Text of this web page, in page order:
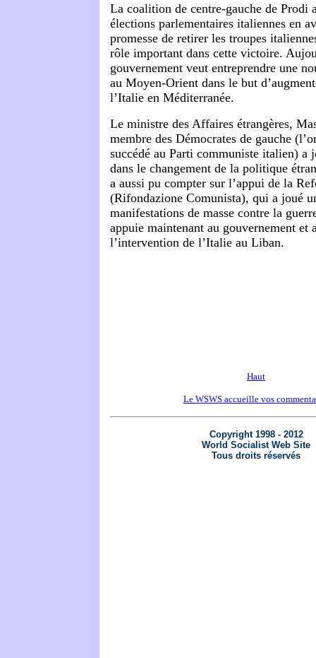
La coalition de centre-gauche de Prodi
élections parlementaires italiennes en
promesse de retirer les troupes
rôle important dans cette victoire.
gouvernement veut entreprendre une
au Moyen-Orient dans le but
l’Italie en Méditerranée.
Le ministre des Affaires étrangères,
membre des Démocrates de gauche
succédé au Parti communiste italien) a
dans le changement de la politique
a aussi pu compter sur l’appui de la
(Rifondazione Comunista), qui a joué
manifestations de masse contre la
appuie maintenant au gouvernement et
l’intervention de l’Italie au Liban.
Haut
Le WSWS accueille vos
Copyright 1998 - 2012
World Socialist Web Site
Tous droits réservés